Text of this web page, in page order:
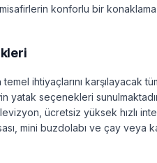
misafirlerin konforlu bir
ihtiyaçlarını karşılayacak
yatak seçenekleri
ücretsiz yüksek hızlı
mini buzdolabı ve çay veya